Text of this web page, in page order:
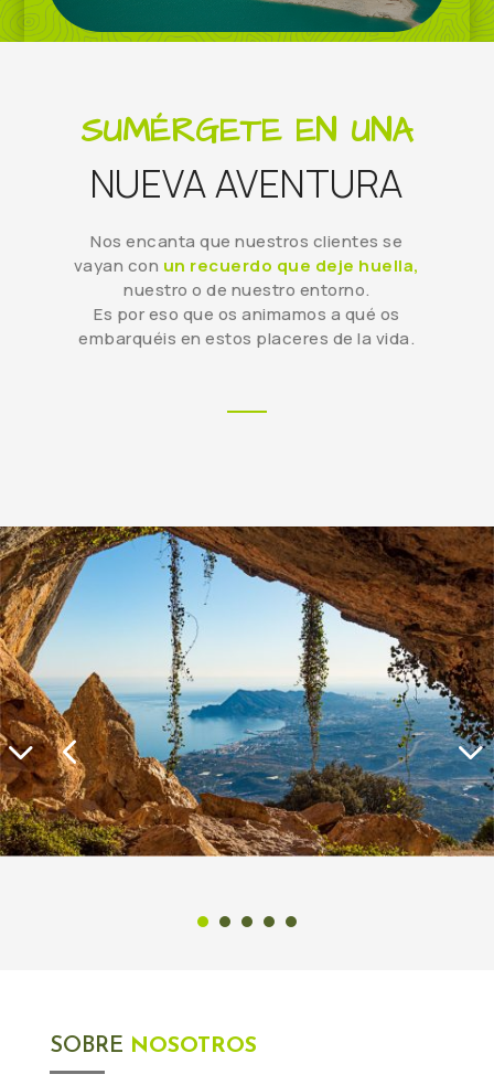
SUMÉRGETE EN UNA
NUEVA AVENTURA
Nos encanta que nuestros clientes se
vayan con un recuerdo que deje huella,
nuestro o de nuestro entorno.
Es por eso que os animamos a qué os
embarquéis en estos placeres de la vida.
SOBRE NOSOTROS